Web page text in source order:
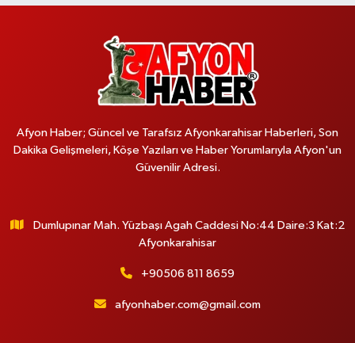
Afyon Haber; Güncel ve Tarafsız Afyonkarahisar Haberleri, Son
Dakika Gelişmeleri, Köşe Yazıları ve Haber Yorumlarıyla Afyon'un
Güvenilir Adresi.
Dumlupınar Mah. Yüzbaşı Agah Caddesi No:44 Daire:3 Kat:2
Afyonkarahisar
+90506 811 8659
afyonhaber.com@gmail.com